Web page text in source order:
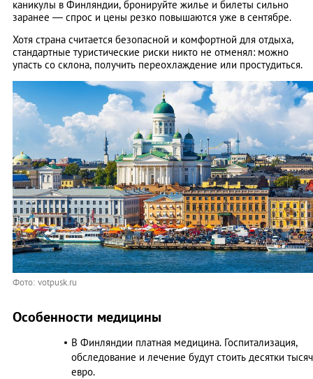
каникулы в Финляндии, бронируйте жилье и билеты сильно
заранее — спрос и цены резко повышаются уже в сентябре.
Хотя страна считается безопасной и комфортной для отдыха,
стандартные туристические риски никто не отменял: можно
упасть со склона, получить переохлаждение или простудиться.
Фото: votpusk.ru
Особенности медицины
В Финляндии платная медицина. Госпитализация,
обследование и лечение будут стоить десятки тысяч
евро.